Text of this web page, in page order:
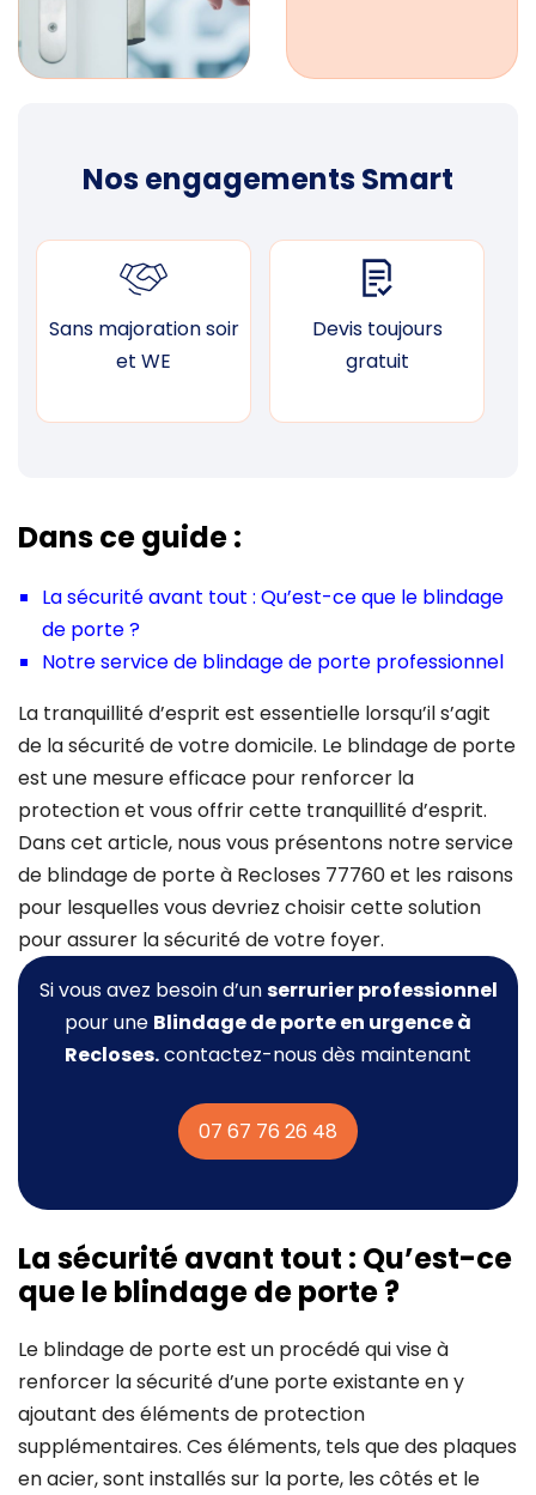
Nos engagements Smart
Sans majoration soir
et WE
Devis toujours
gratuit
Dans ce guide :
La sécurité avant tout : Qu’est-ce que le blindage
de porte ?
Notre service de blindage de porte professionnel
La tranquillité d’esprit est essentielle lorsqu’il s’agit
de la sécurité de votre domicile. Le blindage de porte
est une mesure efficace pour renforcer la
protection et vous offrir cette tranquillité d’esprit.
Dans cet article, nous vous présentons notre service
de blindage de porte à Recloses 77760 et les raisons
pour lesquelles vous devriez choisir cette solution
pour assurer la sécurité de votre foyer.
Si vous avez besoin d’unserrurier professionnel
pour une Blindage de porteen urgence à
Recloses.contactez-nous dès maintenant
07 67 76 26 48
La sécurité avant tout : Qu’est-ce
que le blindage de porte ?
Le blindage de porte est un procédé qui vise à
renforcer la sécurité d’une porte existante en y
ajoutant des éléments de protection
supplémentaires. Ces éléments, tels que des plaques
en acier, sont installés sur la porte, les côtés et le